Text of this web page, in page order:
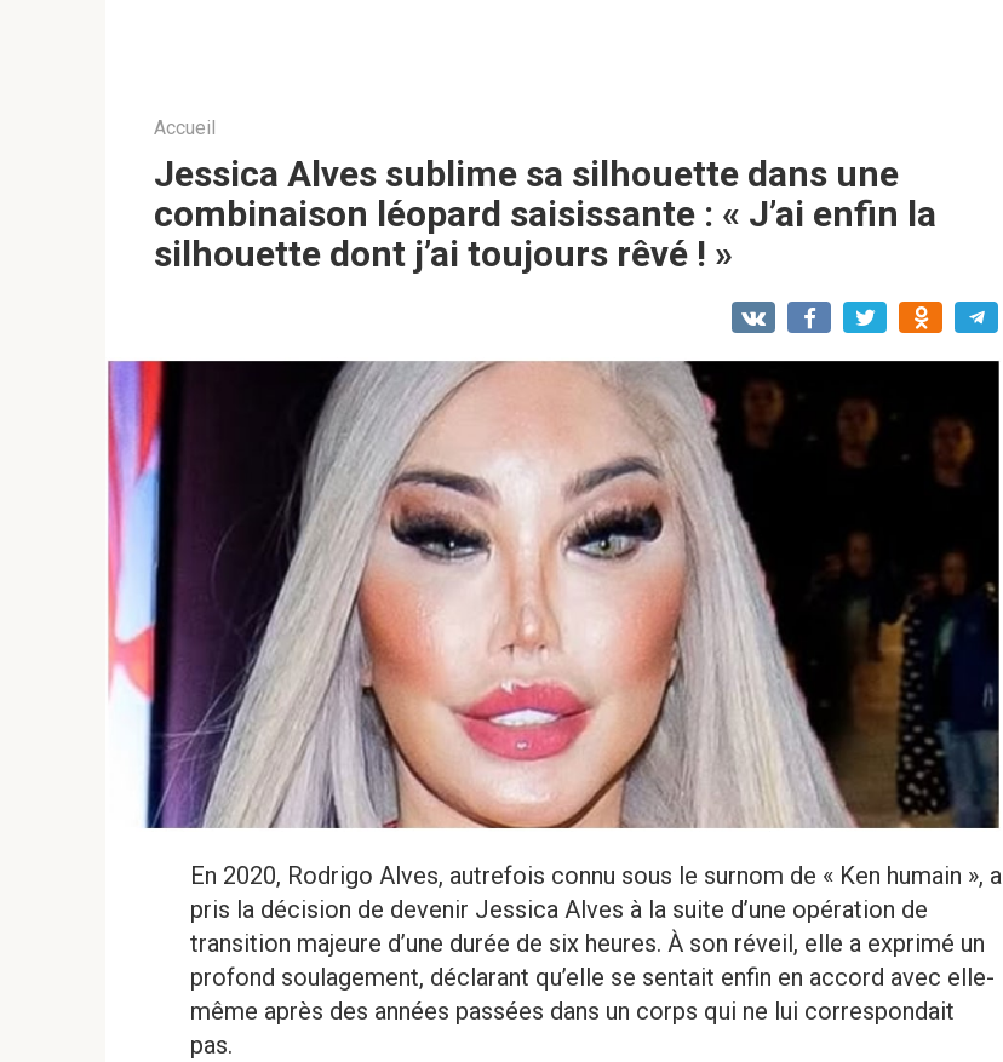
Accueil
Jessica Alves sublime sa silhouette dans une
combinaison léopard saisissante : « J’ai enfin la
silhouette dont j’ai toujours rêvé ! »
En 2020, Rodrigo Alves, autrefois connu sous le surnom de « Ken humain », a
pris la décision de devenir Jessica Alves à la suite d’une opération de
transition majeure d’une durée de six heures. À son réveil, elle a exprimé un
profond soulagement, déclarant qu’elle se sentait enfin en accord avec elle-
même après des années passées dans un corps qui ne lui correspondait
pas.